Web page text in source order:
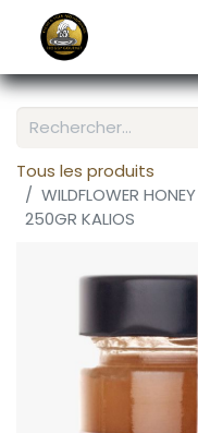
Tous les produits
WILDFLOWER
250GR KALIOS